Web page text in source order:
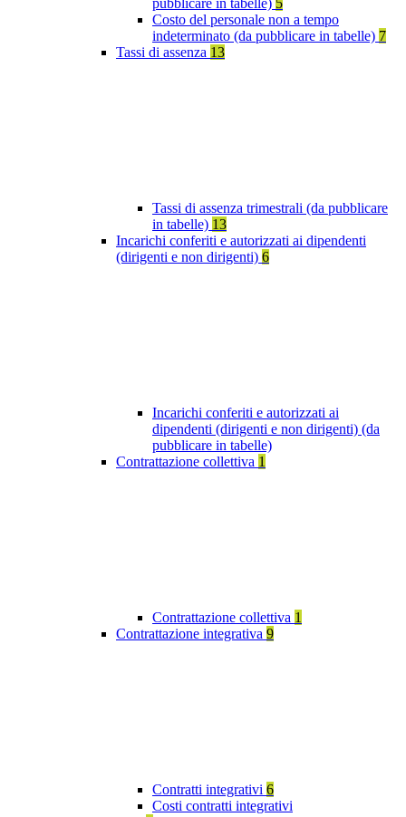
pubblicare in tabelle) 5
Costo del personale non a tempo
indeterminato (da pubblicare in tabelle) 7
Tassi di assenza 13
Tassi di assenza trimestrali (da pubblicare
in tabelle) 13
Incarichi conferiti e autorizzati ai dipendenti
(dirigenti e non dirigenti) 6
Incarichi conferiti e autorizzati ai
dipendenti (dirigenti e non dirigenti) (da
pubblicare in tabelle)
Contrattazione collettiva 1
Contrattazione collettiva 1
Contrattazione integrativa 9
Contratti integrativi 6
Costi contratti integrativi